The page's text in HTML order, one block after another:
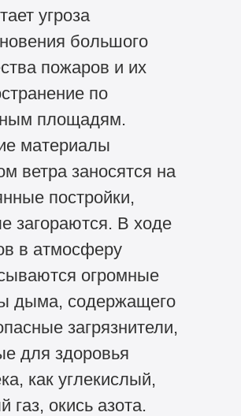
угроза
большого
пожаров и их
по
площадям.
материалы
ветра заносятся на
постройки,
загораются. В ходе
в атмосферу
огромные
дыма, содержащего
загрязнители,
для здоровья
как углекислый,
газ, окись азота.